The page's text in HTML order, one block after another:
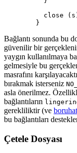
close
        }
Bağlantı sonunda bu
güvenilir bir
yaygın kullanılmaya
gelmesiyle bu
masrafını
bırakmak isterseniz
asla önerilmez.
bağlantıların
gerekliliktir (ve
bu bağlantıları
Çetele Dosyası